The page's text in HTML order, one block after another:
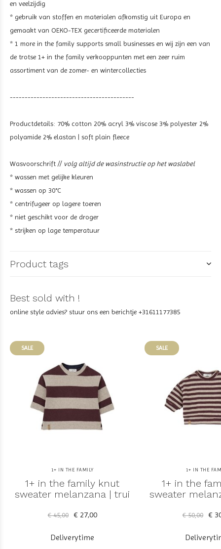
en veelzijdig
* gebruik van stoffen en materialen afkomstig uit Europa en
gemaakt van OEKO-TEX gecertificeerde materialen
* 1 more in the family supports small businesses en wij zijn een van
de trotse 1+ in the family verkooppunten met een zeer ruim
assortiment van de zomer- en wintercollecties
------------------------------------------
Productdetails: 70% cotton 20% acryl 3% viscose 3% polyester 2%
polyamide 2% elastan | soft plain fleece
Wasvoorschrift // volg altijd de wasinstructie op het waslabel
* wassen met gelijke kleuren
* wassen op 30°C
* centrifugeer op lagere toeren
* niet geschikt voor de droger
* strijken op lage temperatuur
Product tags
Best sold with !
online style advies? stuur ons een berichtje +31611177385
SALE
1+ IN THE FAMILY
1+ in the family knut
sweater melanzana | trui
€ 45,00 € 27,00
Deliverytime
SALE
1+ IN THE
1+ in the
sweater
€ 50,00 €